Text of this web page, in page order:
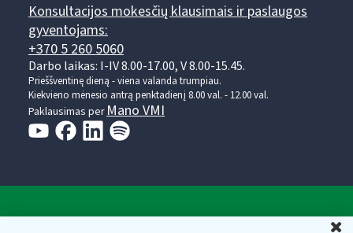
Konsultacijos mokesčių klausimais ir paslaugos
gyventojams:
+370 5 260 5060
Darbo laikas: I-IV 8.00-17.00, V 8.00-15.45.
Prieššventinę dieną - viena valanda trumpiau.
Kiekvieno mėnesio antrą penktadienį 8.00 val. - 12.00 val.
Paklausimas per Mano VMI